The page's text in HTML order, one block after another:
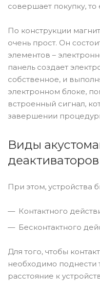
совершает покупку, то
По конструкции
очень прост. Он
элементов –
панель создает
собственное, и
электронном блоке,
встроенный сигнал,
завершении
Виды
деактиваторов
При этом, устройства
Контактного
Бесконтактного
Для того, чтобы
необходимо поднести
расстояние к